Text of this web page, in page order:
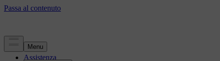
Assistenza